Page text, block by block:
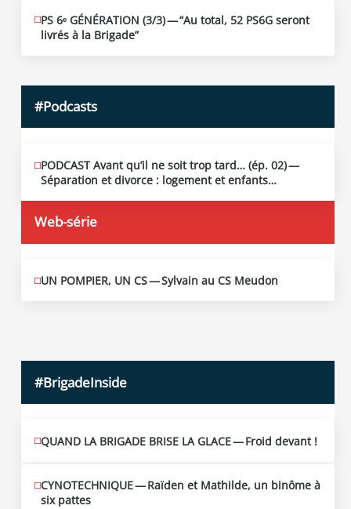
JUIN
19
2026
PS 6ᵉ GÉNÉRATION (3/​3) — “Au total, 52 PS6G seront
livrés à la Brigade”
#Podcasts
MAI
13
2026
PODCAST Avant qu’il ne soit trop tard… (ép. 02) —
Séparation et divorce : logement et enfants…
Web-série
MAI
10
UN POMPIER, UN CS — Sylvain au CS Meudon
#BrigadeInside
QUAND LA BRIGADE BRISE LA GLACE — Froid devant !
CYNOTECHNIQUE — Raïden et Mathilde, un binôme à
six pattes